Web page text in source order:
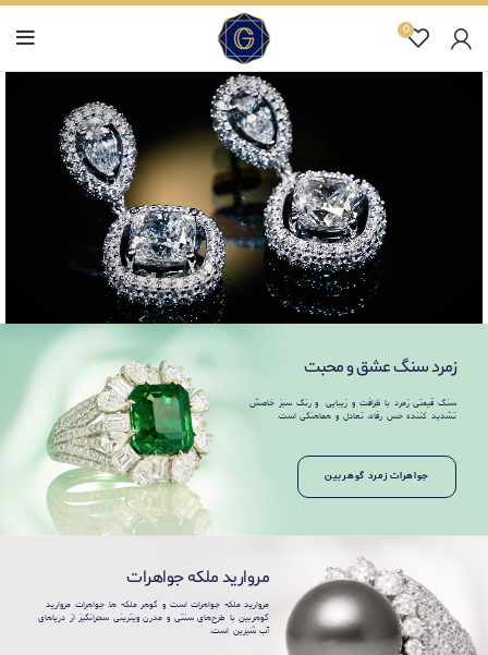
0
زمرد سنگ عشق و محبت
سنگ قیمتی زمرد با ظرافت و زیبایی و رنگ سبز خاصش
تشدید کننده حس رفاه، تعادل و هماهنگی است.
جواهرات زمرد گوهربین
مروارید ملکه جواهرات
مروارید ملکه جواهرات است و گوهر ملکه ها. جواهرات مروارید
گوهربین با طرح‌های سنتی و مدرن ویترینی سحرانگیز از دریاهای
آب شیرین است.